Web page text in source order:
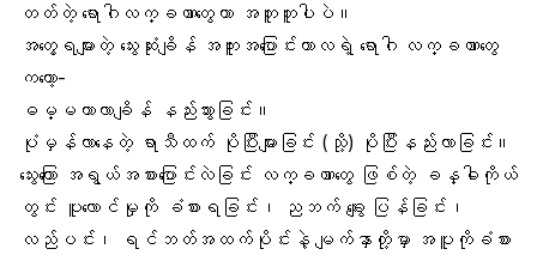
တတ်တဲ့ ရောဂါလက္ခဏာတွေဟာ အတူတူပါပဲ။
အတွေ့ရများတဲ့ သွေးဆုံးချိန် အကူးအပြောင်းကာလရဲ့ ရောဂါ လက္ခဏာတွေ
ကတော့-
ဓမ္မတာလာချိန် နည်းသွားခြင်း။
ပုံမှန်လာနေတဲ့ ရာသီထက် ပိုပြီးများခြင်း (သို့) ပိုပြီးနည်းလာခြင်း။
သွေးကြော အရွယ်အစားပြောင်းလဲခြင်း လက္ခဏာတွေ ဖြစ်တဲ့ ခန္ဓါကိုယ်
တွင်း ပူလောင်မှုကို ခံစားရခြင်း၊ ညဘက် ချွေး ပြန်ခြင်း၊
လည်ပင်း၊ ရင်ဘတ်အထက်ပိုင်းနဲ့ မျက်နှာတို့မှာ အပူကိုခံစား